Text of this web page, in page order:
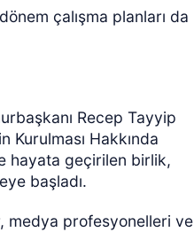
çalışma planları da
Recep Tayyip
Kurulması Hakkında
hayata geçirilen birlik,
başladı.
medya profesyonelleri ve